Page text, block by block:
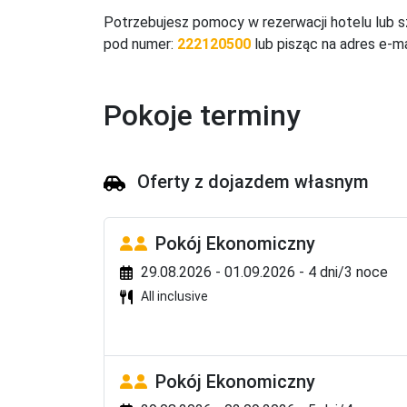
podwójne, pokój z balkonem; poza tym
dwóch osób, jedno łóżko podwójne pokój z
sala fitness, bilard, gry planszowe, zajęcia
wodne, banana boat, skutery wodne, żaglówki,
Rozrywka
Od 16.05 do 14.09 animacje dzienne i
Dzieci
plac zabaw, miniclub dla dzieci 4-12 lat.
Wyżywienie
All inclusive
śniadanie obiad i kolacja serwowane w formie
kolacja tematyczna. Dodatkowo od 11.00 do
Potrzebujesz pomocy w rezerwacji hotelu lub
pod numer: 222120500 lub pisząc na adres e-
Pokoje terminy
Oferty z dojazdem własnym
Pokój Ekonomiczny
29.08.2026 - 01.09.2026 - 4 dni/3 noce
All inclusive
Pokój Ekonomiczny